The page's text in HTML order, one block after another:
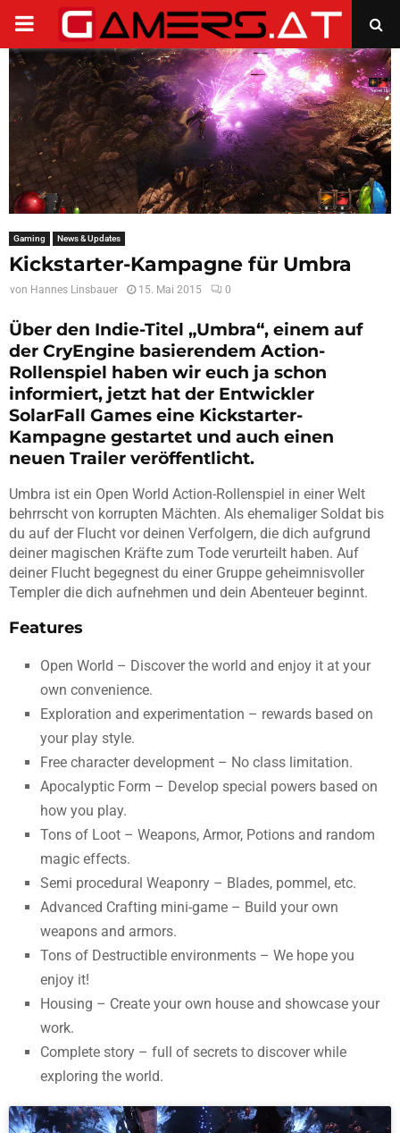
PRIMARY
MENU
Gaming News & Updates
Kickstarter-Kampagne für Umbra
von Hannes Linsbauer 15. Mai 2015 0
Über den Indie-Titel „Umbra“, einem auf
der CryEngine basierendem Action-
Rollenspiel haben wir euch ja schon
informiert, jetzt hat der Entwickler
SolarFall Games eine Kickstarter-
Kampagne gestartet und auch einen
neuen Trailer veröffentlicht.
Umbra ist ein Open World Action-Rollenspiel in einer Welt
behrrscht von korrupten Mächten. Als ehemaliger Soldat bis
du auf der Flucht vor deinen Verfolgern, die dich aufgrund
deiner magischen Kräfte zum Tode verurteilt haben. Auf
deiner Flucht begegnest du einer Gruppe geheimnisvoller
Templer die dich aufnehmen und dein Abenteuer beginnt.
Features
Open World – Discover the world and enjoy it at your
own convenience.
Exploration and experimentation – rewards based on
your play style.
Free character development – No class limitation.
Apocalyptic Form – Develop special powers based on
how you play.
Tons of Loot – Weapons, Armor, Potions and random
magic effects.
Semi procedural Weaponry – Blades, pommel, etc.
Advanced Crafting mini-game – Build your own
weapons and armors.
Tons of Destructible environments – We hope you
enjoy it!
Housing – Create your own house and showcase your
work.
Complete story – full of secrets to discover while
exploring the world.